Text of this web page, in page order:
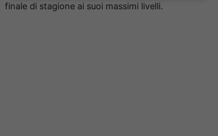
finale di stagione ai suoi massimi livelli.